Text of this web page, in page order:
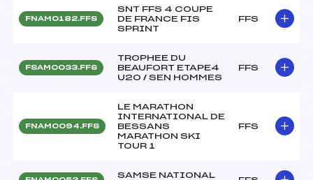
FNAM0182.FFS
SNT FFS 4 COUPE
DE FRANCE FIS
SPRINT
FFS
FSAM0033.FFS
TROPHEE DU
BEAUFORT ETAPE4
U20 / SEN HOMMES
FFS
FNAM0094.FFS
LE MARATHON
INTERNATIONAL DE
BESSANS
MARATHON SKI
TOUR 1
FFS
SAMSE NATIONAL